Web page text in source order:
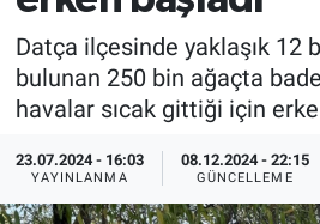
Datça ilçesinde yaklaşık 12
bulunan 250 bin ağaçta
havalar sıcak gittiği için
23.07.2024 - 16:03
YAYINLANMA
08.12.2024 - 22:15
GÜNCELLEME
Ekonomi
Gündem
Kültür Sanat
Magazin
Tüm Manşetler
Son Dakika Haberleri
Haber Arşivi